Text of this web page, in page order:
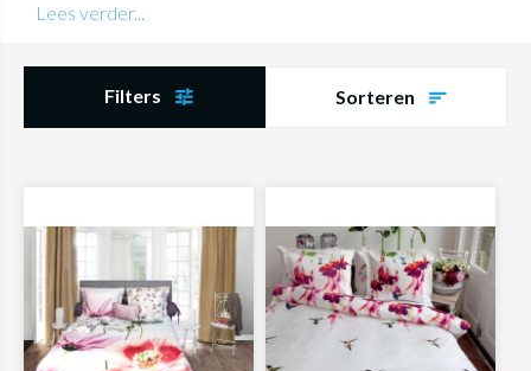
kleuren en merken als Heckett Lane, Damai, Cinderella ,
Vertraten, Kayori en Romanette. U heeft een keuze uit
Lees verder...
Filters Sorteren